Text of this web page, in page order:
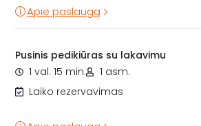
Apie paslaugą
Pusinis pedikiūras su lakavimu
1 val. 15 min.
1 asm.
Laiko rezervavimas